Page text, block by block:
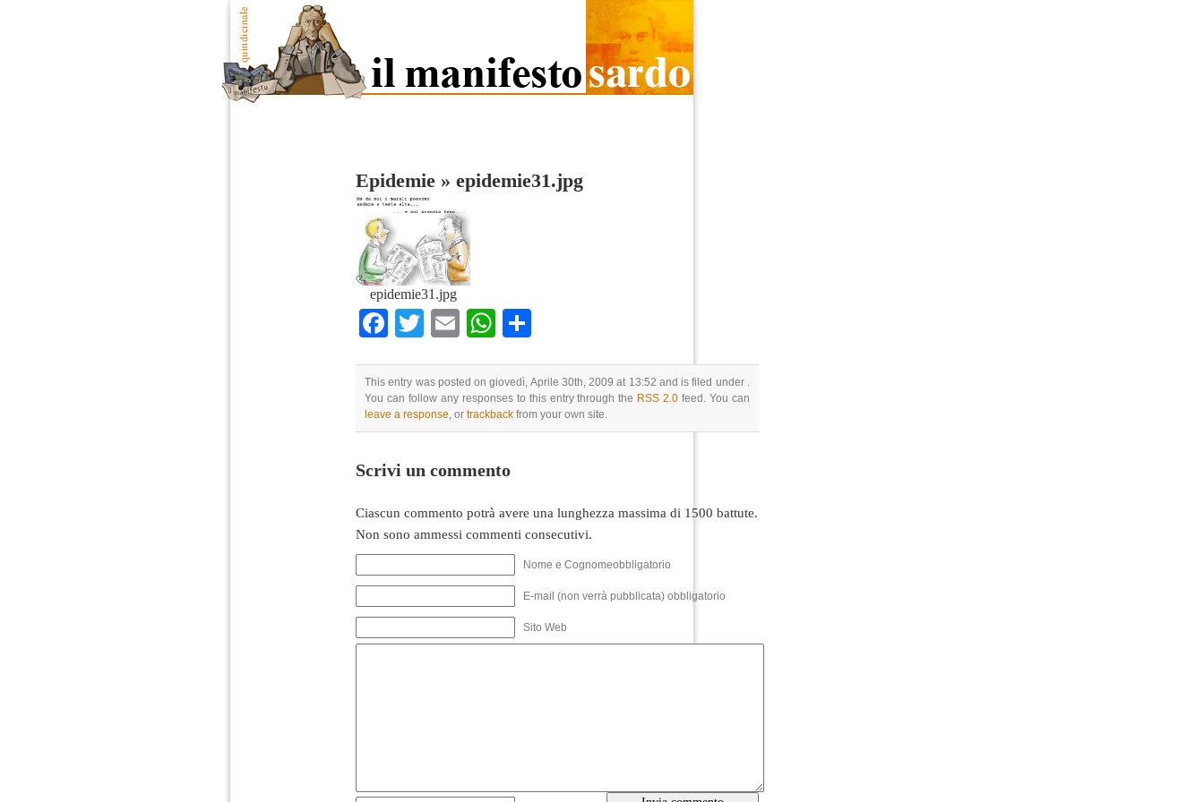
Epidemie » epidemie31.jpg
epidemie31.jpg
Facebook
TwitterEmailWhatsApp
This entry was posted on giovedì, Aprile 30th, 2009 at 13:52 and is filed under .
You can follow any responses to this entry through the RSS 2.0 feed. You can
leave a response, or trackback from your own site.
Scrivi un commento
Ciascun commento potrà avere una lunghezza massima di 1500 battute.
Non sono ammessi commenti consecutivi.
Nome e Cognomeobbligatorio
E-mail (non verrà pubblicata) obbligatorio
Sito Web